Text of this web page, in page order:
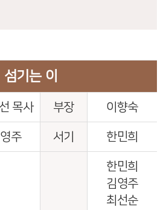
섬기는 이
목사 부장 이향숙
주 서기 한민희
한민희
김영주
최선순